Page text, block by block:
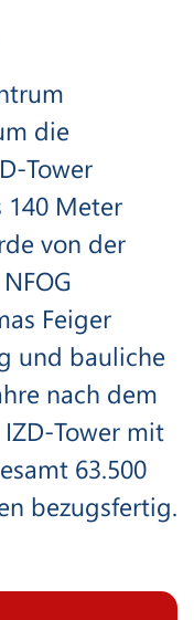
die
Tower
140 Meter
von der
Feiger
und bauliche
nach dem
Tower mit
63.500
bezugsfertig.